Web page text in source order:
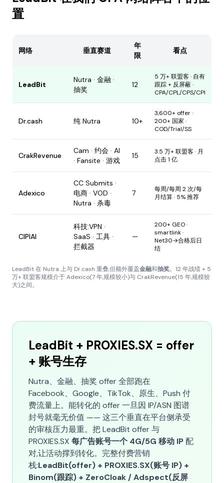
置
网络 垂直赛道
年
限
看点
LeadBit
Nutra · 金融 ·
抽奖
12
5 万+ 联盟客 · 自有
跟踪 + 反屏蔽 ·
CPA/CPL/CPS/CPI
Dr.cash 纯 Nutra 10+
3,600+ offer ·
200+ 国家 ·
COD/Trial/SS
CrakRevenue
Cam · 约会 · AI
· Fansite · 游戏
15
3.5 万+ 联盟客 · 月
点击 1 亿
Adexico
CC Submits ·
电商 · VOD ·
Nutra · 杀毒
7
每周/每周 2 次/每
月结算 · 5% 推荐
CIPIAI
科技:VPN ·
SaaS · 工具 ·
拦截器
—
200+ GEO ·
smartlink ·
Net30→合格后日
结
LeadBit 在 Nutra 上与 Dr.cash 重叠,但额外覆盖金融和抽奖。12 年战绩 + 5
万+ 联盟客规模介于 Adexico(7 年,规模较小)与 CrakRevenue(15 年,规模较
大)之间。
LeadBit + PROXIES.SX = offer
+ 账号生存
Nutra、金融、抽奖 offer 全部跑在
Facebook、Google、TikTok、原生、Push 付
费流量上。能转化的 offer 一旦因 IP/ASN 图谱
封号就毫无价值 —— 这三个垂直在平台侧承受
的审核压力最重。把 LeadBit offer 与
PROXIES.SX 每广告账号一个 4G/5G 移动 IP配
对,让活动撑到转化。完整付费营销
栈:LeadBit(offer) + PROXIES.SX(账号 IP) +
Binom(跟踪) + ZeroCloak / Adspect(反屏